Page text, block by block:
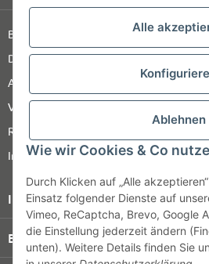
Alle
Ablehnen
Wie wir Cookies & Co
Durch Klicken auf „Alle
Einsatz folgender Dienste auf
Vimeo, ReCaptcha, Brevo, Google
die Einstellung jederzeit ändern
unten). Weitere Details finden Sie
Barrierefreiheitserklärung
Datenschutz
AGB
Versandinformationen
Retour
Impressum
Informationen
Bezahlung & Versand